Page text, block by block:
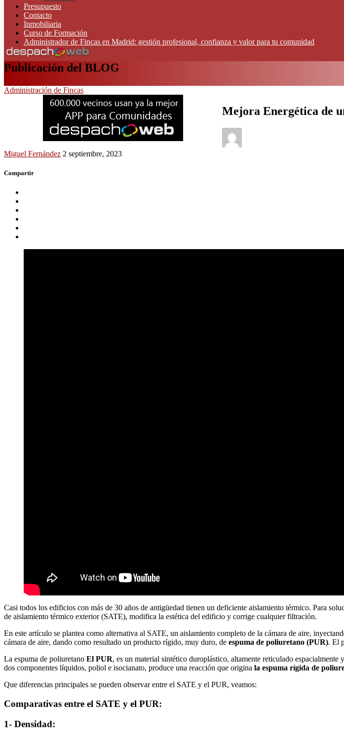
Presupuesto
Contacto
Inmobiliaria
Curso de Formación
Administrador de Fincas en Madrid: gestión profesional, confianza y valor para tu comunidad
Publicación del BLOG
Administración de Fincas
Mejora Energética de
Miguel Fernández 2 septiembre, 2023
Compartir
Casi todos los edificios con más de 30 años de antigüedad tienen un deficiente aislamiento térmico. Para
de aislamiento térmico exterior (SATE), modifica la estética del edificio y corrige cualquier filtración.
En este artículo se plantea como alternativa al SATE, un aislamiento completo de la cámara de aire,
cámara de aire, dando como resultado un producto rígido, muy duro, de espuma de poliuretano (PUR). El
La espuma de poliuretano El PUR, es un material sintético duroplástico, altamente reticulado
dos componentes líquidos, poliol e isocianato, produce una reacción que origina la espuma rígida de
Que diferencias principales se pueden observar entre el SATE y el PUR, veamos:
Comparativas entre el SATE y el PUR:
1- Densidad: